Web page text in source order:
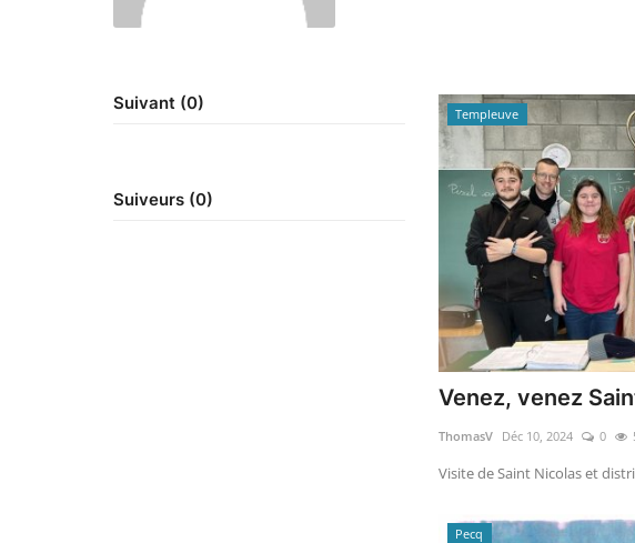
Suivant (0)
Suiveurs (0)
Templeuve
Venez, venez
ThomasV Déc 10, 2024 0
Visite de Saint Nicolas et
Pecq